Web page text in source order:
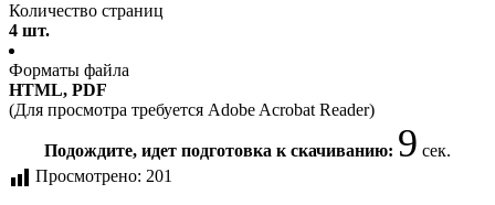
Количество страниц
4 шт.
Форматы файла
HTML, PDF
(Для просмотра требуется Adobe Acrobat Reader)
Подождите, идет подготовка к скачиванию: 9 сек.
Просмотрено: 201